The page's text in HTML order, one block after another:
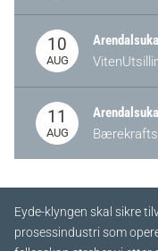
10
AUG
11
AUG
Eyde-klyngen skal sikre
prosessindustri som